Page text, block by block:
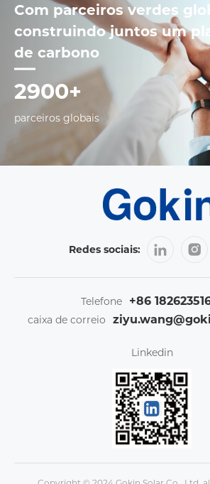
Com parceiros verdes
construindo juntos um
de carbono
2900+
parceiros globais
Redes sociais:
Telefone +86
caixa de correio
Linkedin